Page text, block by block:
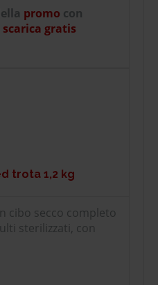
promo con
scarica gratis
trota 1,2 kg
cibo secco completo
sterilizzati, con